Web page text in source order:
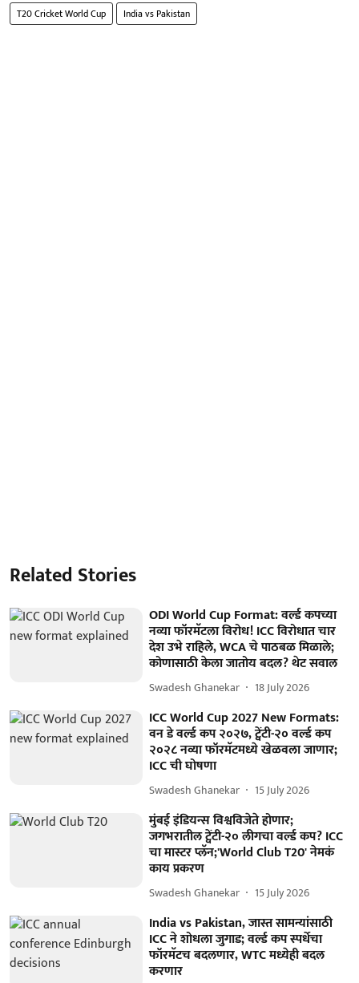
T20 Cricket World Cup India vs Pakistan
Related Stories
ODI World Cup Format: वर्ल्ड कपच्या
नव्या फॉरमॅटला विरोध! ICC विरोधात चार
देश उभे राहिले, WCA चे पाठबळ मिळाले;
कोणासाठी केला जातोय बदल? थेट सवाल
Swadesh Ghanekar 18 July 2026
ICC World Cup 2027 New Formats:
वन डे वर्ल्ड कप २०२७, ट्वेंटी-२० वर्ल्ड कप
२०२८ नव्या फॉरमॅटमध्ये खेळवला जाणार;
ICC ची घोषणा
Swadesh Ghanekar 15 July 2026
मुंबई इंडियन्स विश्वविजेते होणार;
जगभरातील ट्वेंटी-२० लीगचा वर्ल्ड कप? ICC
चा मास्टर प्लॅन;'World Club T20' नेमकं
काय प्रकरण
Swadesh Ghanekar 15 July 2026
India vs Pakistan, जास्त सामन्यांसाठी
ICC ने शोधला जुगाड; वर्ल्ड कप स्पर्धेचा
फॉरमॅटच बदलणार, WTC मध्येही बदल
करणार